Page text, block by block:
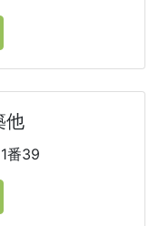
他
番39